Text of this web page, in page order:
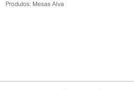
Produtos: Mesas Alva